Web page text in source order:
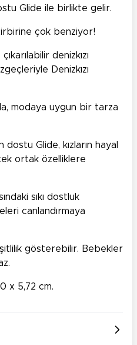
Glide ile birlikte gelir.
çok benziyor!
denizkızı
Denizkızı
modaya uygun bir tarza
dostu Glide, kızların hayal
ortak özelliklere
sıkı dostluk
canlandırmaya
gösterebilir. Bebekler
x 5,72 cm.